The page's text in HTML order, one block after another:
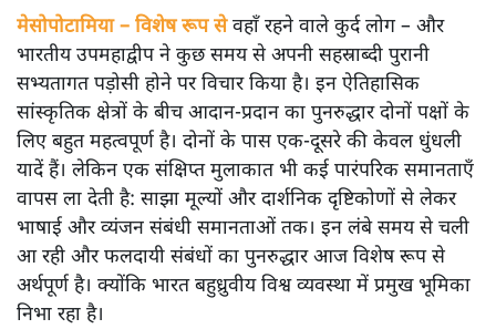
मेसोपोटामिया – विशेष रूप सेवहाँ रहने वाले कुर्द लोग – और
भारतीय उपमहाद्वीप ने कुछ समय से अपनी सहस्राब्दी पुरानी
सभ्यतागत पड़ोसी होने पर विचार किया है। इन ऐतिहासिक
सांस्कृतिक क्षेत्रों के बीच आदान-प्रदान का पुनरुद्धार दोनों पक्षों के
लिए बहुत महत्वपूर्ण है। दोनों के पास एक-दूसरे की केवल धुंधली
यादें हैं। लेकिन एक संक्षिप्त मुलाकात भी कई पारंपरिक समानताएँ
वापस ला देती है: साझा मूल्यों और दार्शनिक दृष्टिकोणों से लेकर
भाषाई और व्यंजन संबंधी समानताओं तक। इन लंबे समय से चली
आ रही और फलदायी संबंधों का पुनरुद्धार आज विशेष रूप से
अर्थपूर्ण है। क्योंकि भारत बहुध्रुवीय विश्व व्यवस्था में प्रमुख भूमिका
निभा रहा है।